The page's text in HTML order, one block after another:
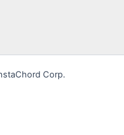
Corp.